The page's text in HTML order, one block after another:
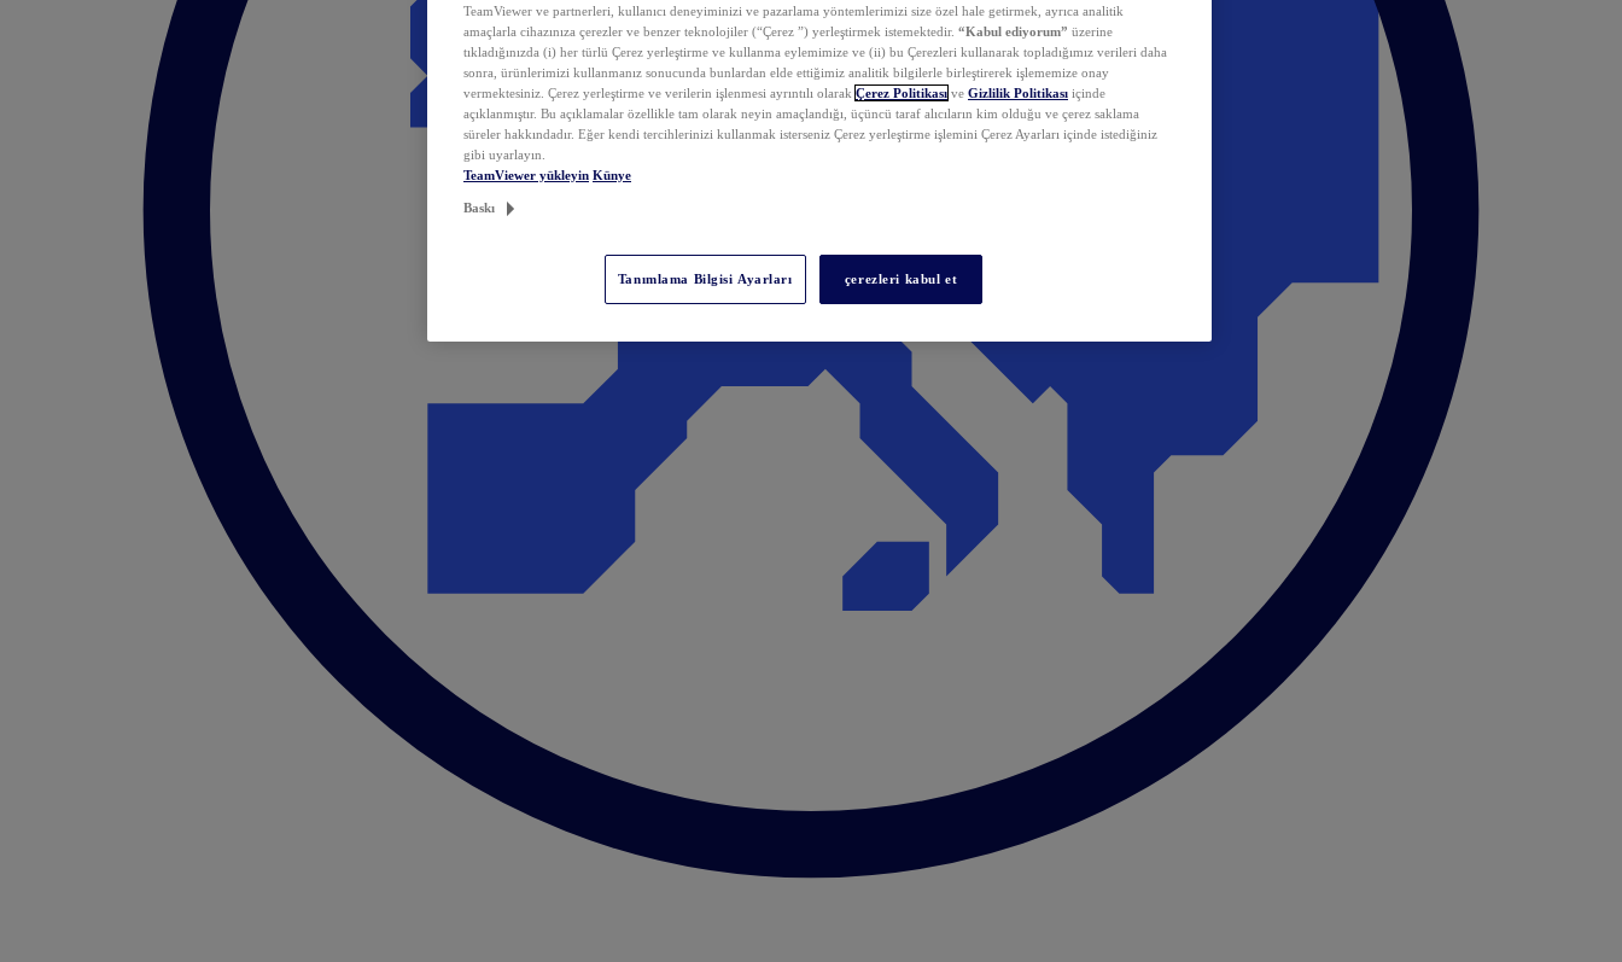
TeamViewer ve partnerleri, kullanıcı deneyiminizi ve pazarlama yöntemlerimizi size özel hale getirmek, ayrıca analitik
amaçlarla cihazınıza çerezler ve benzer teknolojiler (“Çerez ”) yerleştirmek istemektedir. “Kabul ediyorum” üzerine
tıkladığınızda (i) her türlü Çerez yerleştirme ve kullanma eylemimize ve (ii) bu Çerezleri kullanarak topladığımız verileri daha
sonra, ürünlerimizi kullanmanız sonucunda bunlardan elde ettiğimiz analitik bilgilerle birleştirerek işlememize onay
vermektesiniz. Çerez yerleştirme ve verilerin işlenmesi ayrıntılı olarak Çerez Politikası ve Gizlilik Politikası içinde
açıklanmıştır. Bu açıklamalar özellikle tam olarak neyin amaçlandığı, üçüncü taraf alıcıların kim olduğu ve çerez saklama
süreler hakkındadır. Eğer kendi tercihlerinizi kullanmak isterseniz Çerez yerleştirme işlemini Çerez Ayarları içinde istediğiniz
gibi uyarlayın.
TeamViewer yükleyin Künye
Baskı
Tanımlama Bilgisi Ayarları çerezleri kabul et